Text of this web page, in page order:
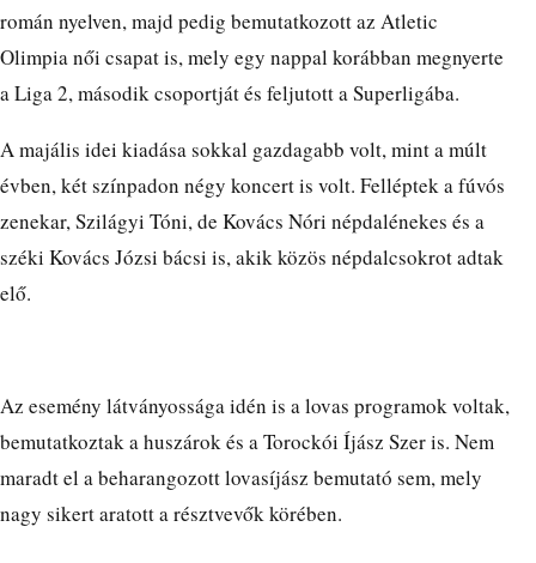
román nyelven, majd pedig bemutatkozott az Atletic
Olimpia női csapat is, mely egy nappal korábban megnyerte
a Liga 2, második csoportját és feljutott a Superligába.
A majális idei kiadása sokkal gazdagabb volt, mint a múlt
évben, két színpadon négy koncert is volt. Felléptek a fúvós
zenekar, Szilágyi Tóni, de Kovács Nóri népdalénekes és a
széki Kovács Józsi bácsi is, akik közös népdalcsokrot adtak
elő.
Az esemény látványossága idén is a lovas programok voltak,
bemutatkoztak a huszárok és a Torockói Íjász Szer is. Nem
maradt el a beharangozott lovasíjász bemutató sem, mely
nagy sikert aratott a résztvevők körében.